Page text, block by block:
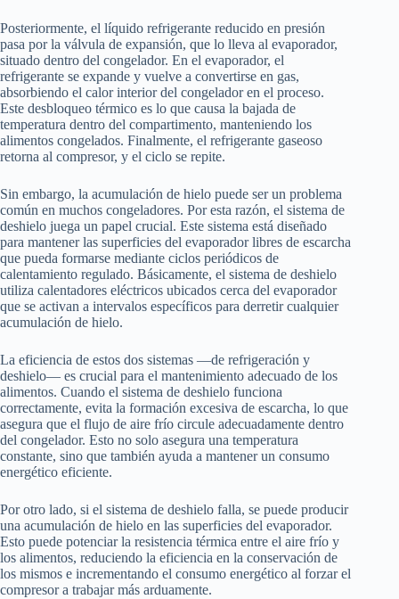
Posteriormente, el líquido refrigerante reducido en presión
pasa por la válvula de expansión, que lo lleva al evaporador,
situado dentro del congelador. En el evaporador, el
refrigerante se expande y vuelve a convertirse en gas,
absorbiendo el calor interior del congelador en el proceso.
Este desbloqueo térmico es lo que causa la bajada de
temperatura dentro del compartimento, manteniendo los
alimentos congelados. Finalmente, el refrigerante gaseoso
retorna al compresor, y el ciclo se repite.
Sin embargo, la acumulación de hielo puede ser un problema
común en muchos congeladores. Por esta razón, el sistema de
deshielo juega un papel crucial. Este sistema está diseñado
para mantener las superficies del evaporador libres de escarcha
que pueda formarse mediante ciclos periódicos de
calentamiento regulado. Básicamente, el sistema de deshielo
utiliza calentadores eléctricos ubicados cerca del evaporador
que se activan a intervalos específicos para derretir cualquier
acumulación de hielo.
La eficiencia de estos dos sistemas —de refrigeración y
deshielo— es crucial para el mantenimiento adecuado de los
alimentos. Cuando el sistema de deshielo funciona
correctamente, evita la formación excesiva de escarcha, lo que
asegura que el flujo de aire frío circule adecuadamente dentro
del congelador. Esto no solo asegura una temperatura
constante, sino que también ayuda a mantener un consumo
energético eficiente.
Por otro lado, si el sistema de deshielo falla, se puede producir
una acumulación de hielo en las superficies del evaporador.
Esto puede potenciar la resistencia térmica entre el aire frío y
los alimentos, reduciendo la eficiencia en la conservación de
los mismos e incrementando el consumo energético al forzar el
compresor a trabajar más arduamente.